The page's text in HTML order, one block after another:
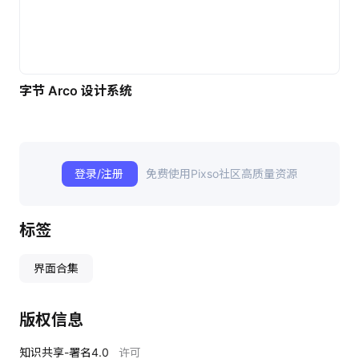
字节 Arco 设计系统
登录/注册 免费使用Pixso社区高质量资源
标签
界面合集
版权信息
知识共享-署名4.0 许可